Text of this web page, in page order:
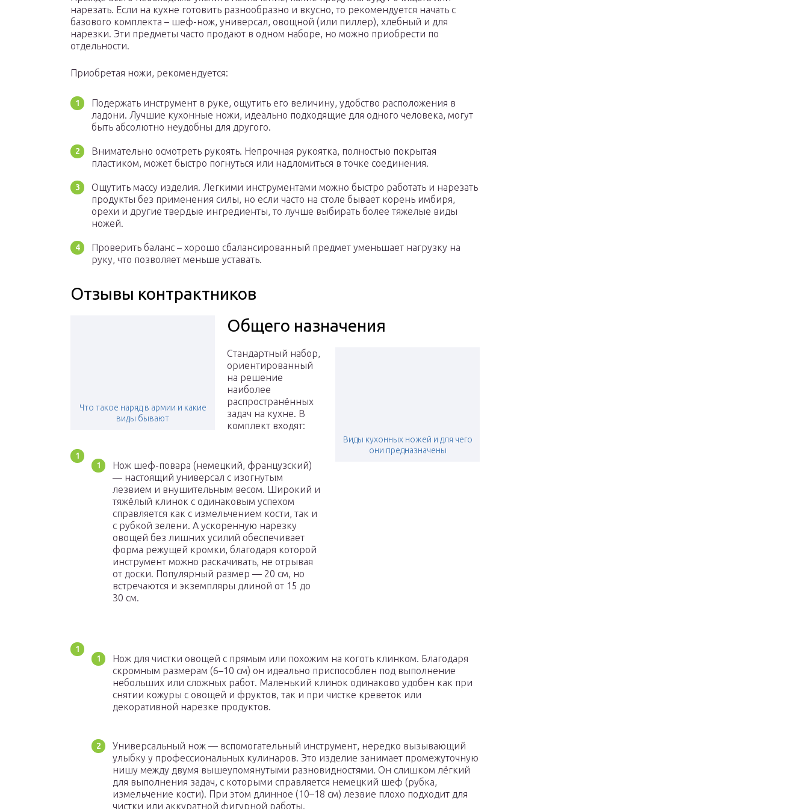
нарезать. Если на кухне готовить разнообразно и вкусно, то рекомендуется начать с
базового комплекта – шеф-нож, универсал, овощной (или пиллер), хлебный и для
нарезки. Эти предметы часто продают в одном наборе, но можно приобрести по
отдельности.
Приобретая ножи, рекомендуется:
Подержать инструмент в руке, ощутить его величину, удобство расположения в
ладони. Лучшие кухонные ножи, идеально подходящие для одного человека, могут
быть абсолютно неудобны для другого.
Внимательно осмотреть рукоять. Непрочная рукоятка, полностью покрытая
пластиком, может быстро погнуться или надломиться в точке соединения.
Ощутить массу изделия. Легкими инструментами можно быстро работать и нарезать
продукты без применения силы, но если часто на столе бывает корень имбиря,
орехи и другие твердые ингредиенты, то лучше выбирать более тяжелые виды
ножей.
Проверить баланс – хорошо сбалансированный предмет уменьшает нагрузку на
руку, что позволяет меньше уставать.
Отзывы контрактников
Что такое наряд в армии и какие
виды бывают
Общего назначения
Виды кухонных ножей и для чего
они предназначены
Стандартный набор,
ориентированный
на решение
наиболее
распространённых
задач на кухне. В
комплект входят:
Нож шеф-повара (немецкий, французский)
— настоящий универсал с изогнутым
лезвием и внушительным весом. Широкий и
тяжёлый клинок с одинаковым успехом
справляется как с измельчением кости, так и
с рубкой зелени. А ускоренную нарезку
овощей без лишних усилий обеспечивает
форма режущей кромки, благодаря которой
инструмент можно раскачивать, не отрывая
от доски. Популярный размер — 20 см, но
встречаются и экземпляры длиной от 15 до
30 см.
Нож для чистки овощей с прямым или похожим на коготь клинком. Благодаря
скромным размерам (6–10 см) он идеально приспособлен под выполнение
небольших или сложных работ. Маленький клинок одинаково удобен как при
снятии кожуры с овощей и фруктов, так и при чистке креветок или
декоративной нарезке продуктов.
Универсальный нож — вспомогательный инструмент, нередко вызывающий
улыбку у профессиональных кулинаров. Это изделие занимает промежуточную
нишу между двумя вышеупомянутыми разновидностями. Он слишком лёгкий
для выполнения задач, с которыми справляется немецкий шеф (рубка,
измельчение кости). При этом длинное (10–18 см) лезвие плохо подходит для
чистки или аккуратной фигурной работы.